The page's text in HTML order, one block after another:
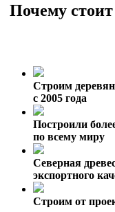
Почему стоит
Строим
с 2005 года
Построили
по всему миру
Северная
экспортного
Строим от